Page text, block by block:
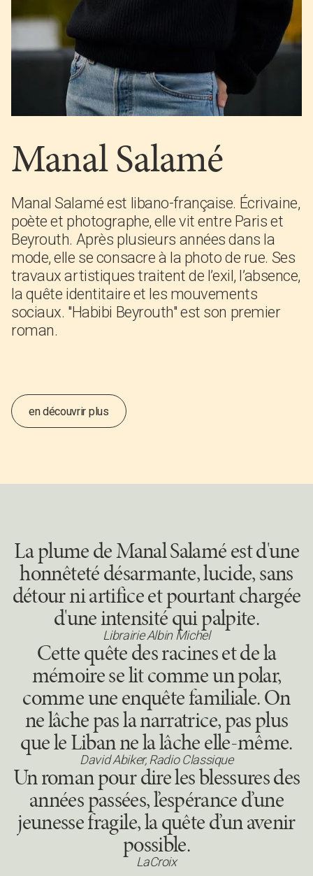
Manal Salamé
Manal Salamé est libano-française. Écrivaine,
poète et photographe, elle vit entre Paris et
Beyrouth. Après plusieurs années dans la
mode, elle se consacre à la photo de rue. Ses
travaux artistiques traitent de l’exil, l’absence,
la quête identitaire et les mouvements
sociaux. "Habibi Beyrouth" est son premier
roman.
en découvrir plus
La plume de Manal Salamé est d'une
honnêteté désarmante, lucide, sans
détour ni artifice et pourtant chargée
d'une intensité qui palpite.
Librairie Albin Michel
Cette quête des racines et de la
mémoire se lit comme un polar,
comme une enquête familiale. On
ne lâche pas la narratrice, pas plus
que le Liban ne la lâche elle-même.
David Abiker, Radio Classique
Un roman pour dire les blessures des
années passées, l’espérance d’une
jeunesse fragile, la quête d’un avenir
possible.
LaCroix